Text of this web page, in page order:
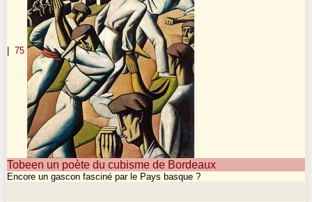
75
Tobeen un poète du cubisme de Bordeaux
Encore un gascon fasciné par le Pays basque ?